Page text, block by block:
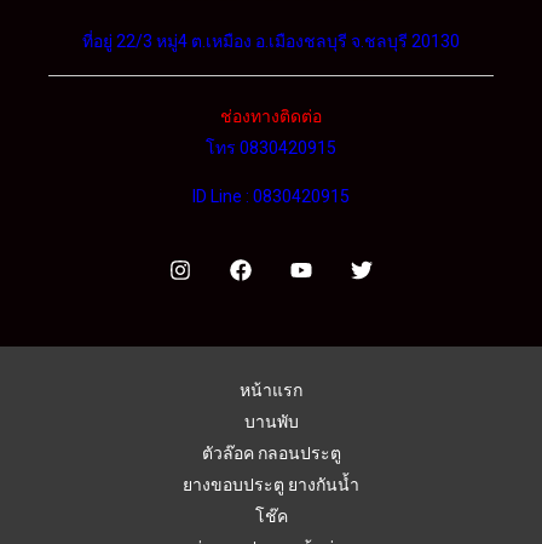
ที่อยู่ 22/3 หมู่4 ต.เหมือง อ.เมืองชลบุรี จ.ชลบุรี 20130
ช่องทางติดต่อ
โทร 0830420915
ID Line : 0830420915
หน้าแรก
บานพับ
ตัวล๊อค กลอนประตู
ยางขอบประตู ยางกันน้ำ
โช๊ค